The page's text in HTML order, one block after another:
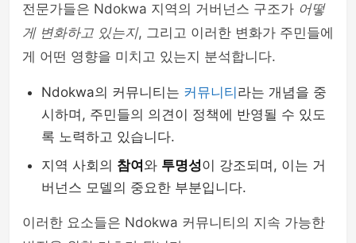
전문가들은 Ndokwa 지역의 거버넌스 구조가 어떻
게 변화하고 있는지, 그리고 이러한 변화가 주민들에
게 어떤 영향을 미치고 있는지 분석합니다.
Ndokwa의 커뮤니티는 커뮤니티 라는 개념을 중
시하며, 주민들의 의견이 정책에 반영될 수 있도
록 노력하고 있습니다.
지역 사회의 참여 와 투명성이 강조되며, 이는 거
버넌스 모델의 중요한 부분입니다.
이러한 요소들은 Ndokwa 커뮤니티의 지속 가능한